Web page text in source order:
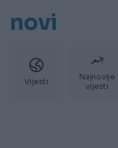
novi
Vijesti
Najnovije
vijesti